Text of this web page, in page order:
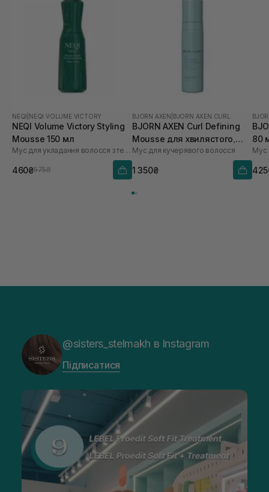
NEQI NEQI VOLUME VICTORY
NEQI Volume Victory Styling
Mousse 150 мл
Мус для укладання волосся з термозахистом
460₴575₴
BJORN AXEN BJORN AXEN CURL
BJORN AXEN Curl Defining
Mousse для хвилястого,
кучерявого та дуже
кучерявого волосся 200 мл
Мус для кучерявого волосся
1 350₴
80
Мус
@sisters_stelmakh в Instagram
Підписатися